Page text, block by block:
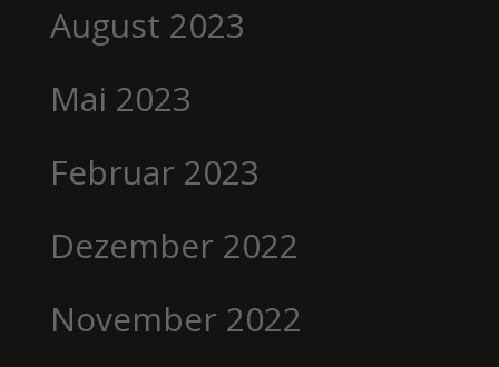
August 2023
Mai 2023
Februar 2023
Dezember 2022
November 2022